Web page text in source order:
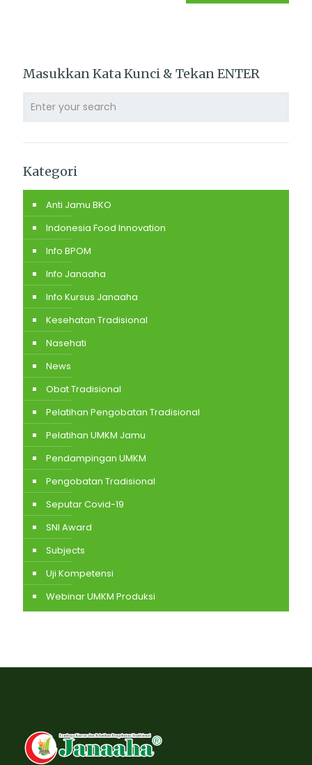
Masukkan Kata Kunci & Tekan ENTER
Kategori
Anti Jamu BKO
Indonesia Food Innovation
Info BPOM
Info Janaaha
Info Kursus Janaaha
Kesehatan Tradisional
Nasehati
News
Obat Tradisional
Pelatihan Pengobatan Tradisional
Pelatihan UMKM Jamu
Pendampingan UMKM
Pengobatan Tradisional
Seputar Covid-19
SNI Award
Subjects
Uji Kompetensi
Webinar UMKM Produksi